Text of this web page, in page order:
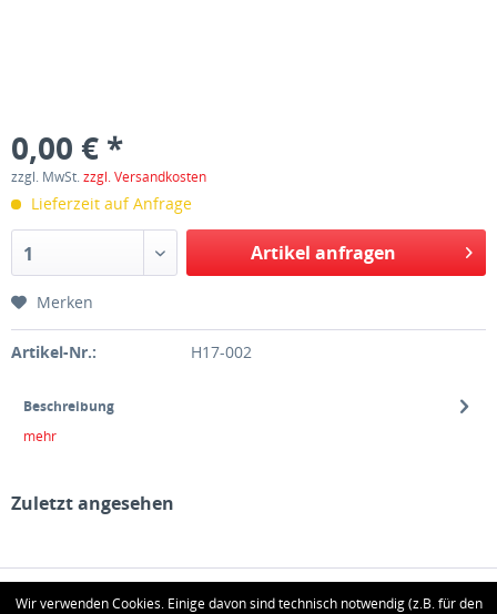
0,00 € *
zzgl. MwSt.zzgl. Versandkosten
Lieferzeit auf Anfrage
1 Artikel anfragen
Merken
Artikel-Nr.: H17-002
Beschreibung
mehr
Zuletzt angesehen
Wir verwenden Cookies. Einige davon sind technisch notwendig (z.B. für den